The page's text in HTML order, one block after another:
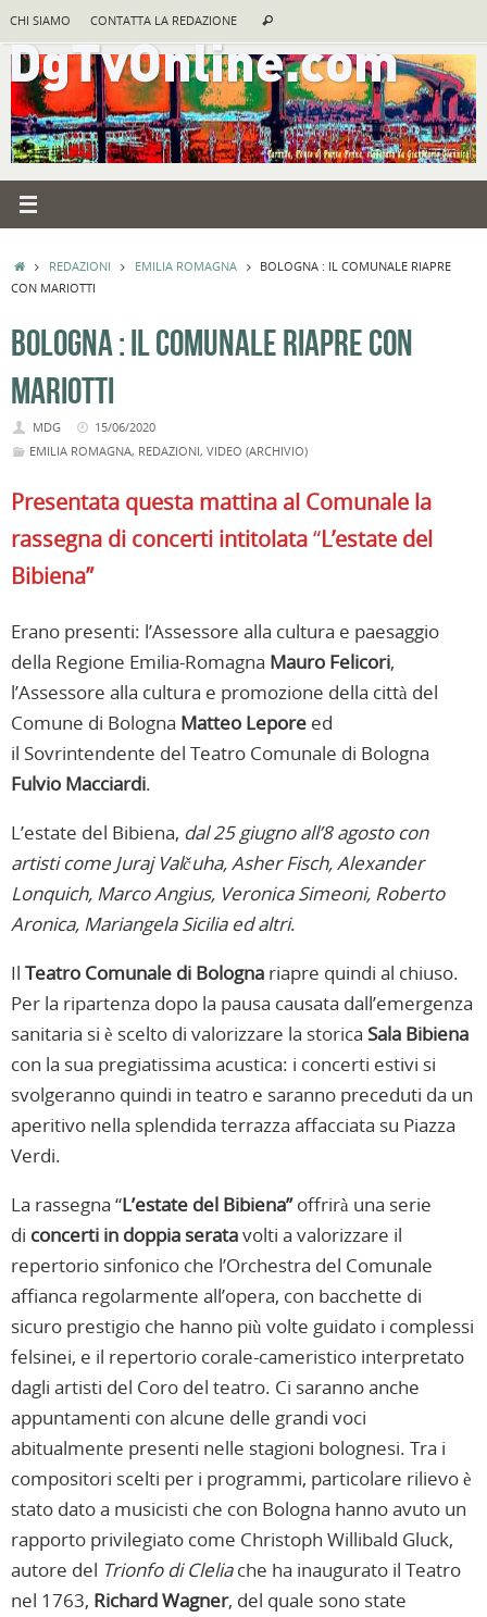
contenuto
CHI SIAMO CONTATTA LA REDAZIONE Cerca
HOMEREDAZIONI EMILIA ROMAGNA
BOLOGNA : IL COMUNALE RIAPRE
CON MARIOTTI
BOLOGNA : IL COMUNALE RIAPRE CON
MARIOTTI
MDG
15/06/2020
EMILIA ROMAGNA, REDAZIONI, VIDEO (ARCHIVIO)
Presentata questa mattina al Comunale la
rassegna di concerti intitolata“L’estate del
Bibiena”
Erano presenti: l’Assessore alla cultura e paesaggio
della Regione Emilia-Romagna Mauro Felicori,
l’Assessore alla cultura e promozione della città del
Comune di Bologna Matteo Lepore ed
il Sovrintendente del Teatro Comunale di Bologna
Fulvio Macciardi.
L’estate del Bibiena, dal 25 giugno all’8 agosto con
artisti come Juraj Valčuha, Asher Fisch, Alexander
Lonquich, Marco Angius, Veronica Simeoni, Roberto
Aronica, Mariangela Sicilia ed altri.
Il Teatro Comunale di Bologna riapre quindi al chiuso.
Per la ripartenza dopo la pausa causata dall’emergenza
sanitaria si è scelto di valorizzare la storica Sala Bibiena
con la sua pregiatissima acustica: i concerti estivi si
svolgeranno quindi in teatro e saranno preceduti da un
aperitivo nella splendida terrazza affacciata su Piazza
Verdi.
La rassegna “L’estate del Bibiena”offrirà una serie
di concerti in doppia seratavolti a valorizzare il
repertorio sinfonico che l’Orchestra del Comunale
affianca regolarmente all’opera, con bacchette di
sicuro prestigio che hanno più volte guidato i complessi
felsinei, e il repertorio corale-cameristico interpretato
dagli artisti del Coro del teatro. Ci saranno anche
appuntamenti con alcune delle grandi voci
abitualmente presenti nelle stagioni bolognesi. Tra i
compositori scelti per i programmi, particolare rilievo è
stato dato a musicisti che con Bologna hanno avuto un
rapporto privilegiato come Christoph Willibald Gluck,
autore del Trionfo di Cleliache ha inaugurato il Teatro
nel 1763, Richard Wagner, del quale sono state